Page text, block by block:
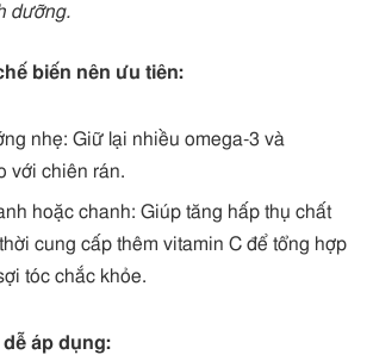
dưỡng.
biến nên ưu tiên:
nhẹ: Giữ lại nhiều omega-3 và
với chiên rán.
hoặc chanh: Giúp tăng hấp thụ chất
cung cấp thêm vitamin C để tổng hợp
tóc chắc khỏe.
áp dụng: